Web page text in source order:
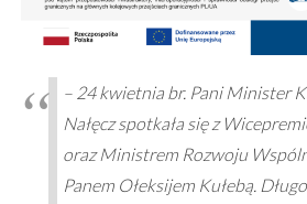
– 24 kwietnia br. Pani Minister
Nałęcz spotkała się z
oraz Ministrem Rozwoju
Panem Ołeksijem Kułebą.